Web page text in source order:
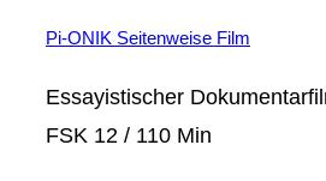
Pi-ONIK Seitenweise Film
Essayistischer
FSK 12 / 110 Min